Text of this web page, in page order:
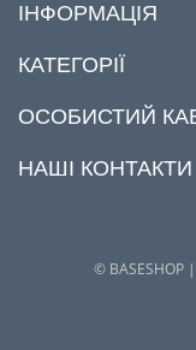
ІНФОРМАЦІЯ
КАТЕГОРІЇ
ОСОБИСТИЙ
НАШІ КОНТАКТИ
© BASESHOP